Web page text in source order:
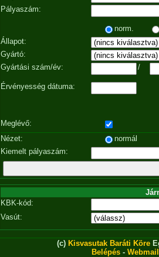
Pályaszám:
norm.
Állapot:
Gyártó:
Gyártási szám/év:
/
Érvényesség dátuma:
Meglévő:
Nézet:
normál
Kiemelt pályaszám:
KBK-kód:
Vasút:
(c) Kisvasutak Baráti Köre
Belépés - Webmail